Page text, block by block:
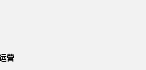
营